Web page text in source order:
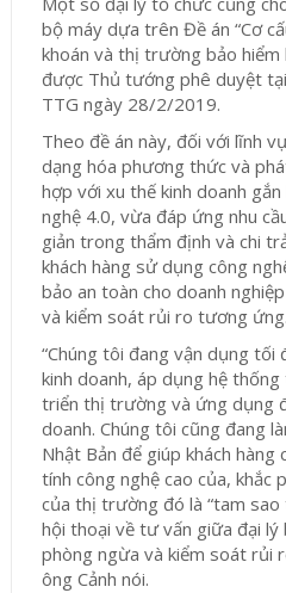
bộ máy dựa trên Đề án “Cơ
khoán và thị trường bảo hiểm
được Thủ tướng phê duyệt
TTG ngày 28/2/2019.
Theo đề án này, đối với lĩnh
dạng hóa phương thức và
hợp với xu thế kinh doanh
nghệ 4.0, vừa đáp ứng nhu
giản trong thẩm định và chi
khách hàng sử dụng công
bảo an toàn cho doanh
và kiểm soát rủi ro tương ứng.
“Chúng tôi đang vận dụng tối
kinh doanh, áp dụng hệ
triển thị trường và ứng dụng
doanh. Chúng tôi cũng đang
Nhật Bản để giúp khách
tính công nghệ cao của, khắc
của thị trường đó là “tam
hội thoại về tư vấn giữa đại lý
phòng ngừa và kiểm soát rủi
ông Cảnh nói.